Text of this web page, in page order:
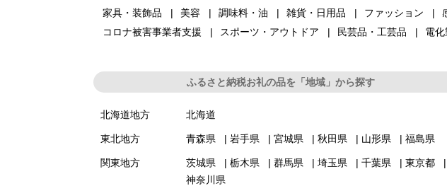
家具・装飾品
美容 調味料・油 雑貨・日用品 ファッション
コロナ被害事業者支援
スポーツ・アウトドア 民芸品・工芸品 電化
ふるさと納税お礼の品を「地域」から探す
北海道地方 北海道
東北地方 青森県 岩手県 宮城県 秋田県 山形県 福島県
関東地方 茨城県 栃木県 群馬県 埼玉県 千葉県
東京都
神奈川県